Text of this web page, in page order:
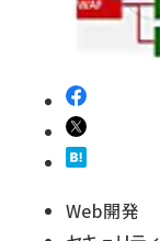
Web開発